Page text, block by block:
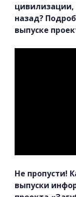
цивилизации,
назад?
выпуске
Не пропусти!
выпуски